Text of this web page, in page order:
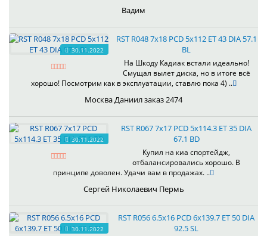
Вадим
30.11.2022
RST R048 7x18 PCD 5x112 ET 43 DIA 57.1
BL
На Шкоду Кадиак встали идеально!
Смущал вылет диска, но в итоге всё
хорошо! Посмотрим как в эксплуатации, ставлю пока 4) ..
Москва Даниил заказ 2474
30.11.2022
RST R067 7x17 PCD 5x114.3 ET 35 DIA
67.1 BD
Купил на киа спортейдж,
отбалансировались хорошо. В
принципе доволен. Удачи вам в продажах. ..
Сергей Николаевич Пермь
30.11.2022
RST R056 6.5x16 PCD 6x139.7 ET 50 DIA
92.5 SL